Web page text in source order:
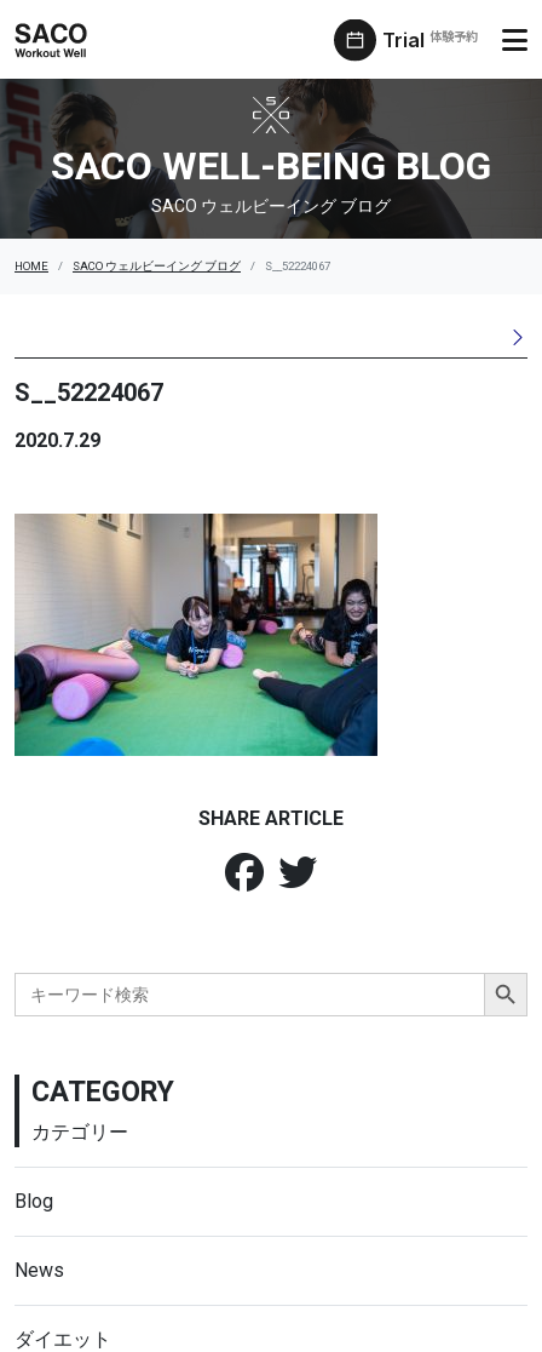
Trial 体験予約
SACO ウェルビーイング ブログ
SACO WELL-BEING BLOG
SACO ウェルビーイング ブログ
HOME SACO ウェルビーイング ブログ S__52224067
S__52224067
2020.7.29
SHARE ARTICLE
Search
for:
Search Button
CATEGORY
カテゴリー
Blog
News
ダイエット